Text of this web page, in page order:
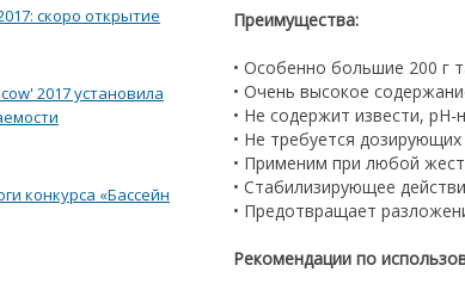
Преимущества:
• Особенно большие 200 г
• Очень высокое
• Не содержит извести, рН-
• Не требуется
• Применим при любой
• Стабилизирующее
• Предотвращает
Рекомендации по
скоро открытие
2017 установила
конкурса «Бассейн